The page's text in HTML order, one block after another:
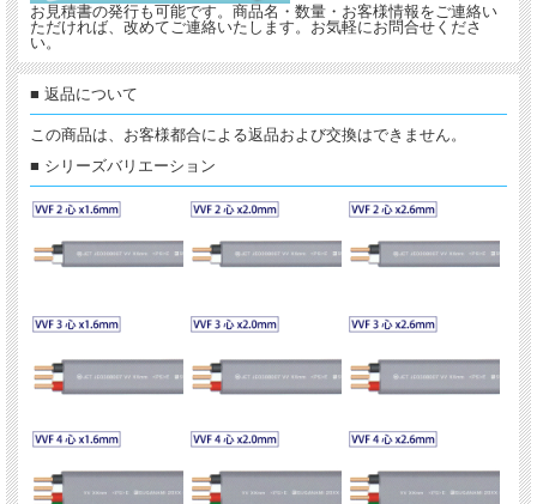
お見積書の発行も可能です。商品名・数量・お客様情報をご連絡い
ただければ、改めてご連絡いたします。お気軽にお問合せくださ
い。
■ 返品について
この商品は、お客様都合による返品および交換はできません。
■ シリーズバリエーション